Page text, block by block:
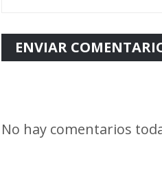
No hay comentarios